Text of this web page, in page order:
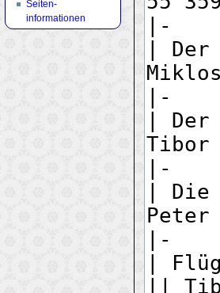
Seiten­
informationen